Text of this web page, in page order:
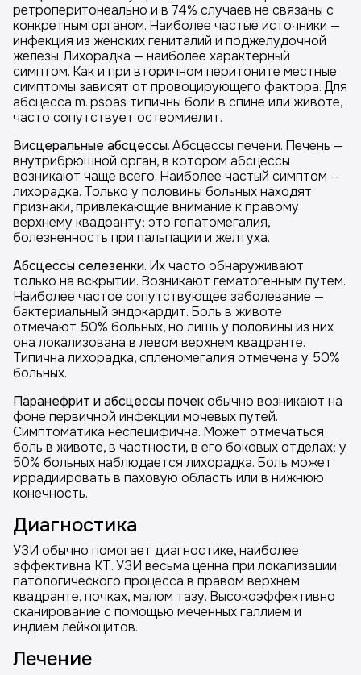
ретроперитонеально и в 74% случаев не связаны с
конкретным органом. Наиболее частые источники —
инфекция из женских гениталий и поджелудочной
железы. Лихорадка — наиболее характерный
симптом. Как и при вторичном перитоните местные
симптомы зависят от провоцирующего фактора. Для
абсцесса m. psoas типичны боли в спине или животе,
часто сопутствует остеомиелит.
Висцеральные абсцессы. Абсцессы печени. Печень —
внутрибрюшной орган, в котором абсцессы
возникают чаще всего. Наиболее частый симптом —
лихорадка. Только у половины больных находят
признаки, привлекающие внимание к правому
верхнему квадранту; это гепатомегалия,
болезненность при пальпации и желтуха.
Абсцессы селезенки. Их часто обнаруживают
только на вскрытии. Возникают гематогенным путем.
Наиболее частое сопутствующее заболевание —
бактериальный эндокардит. Боль в животе
отмечают 50% больных, но лишь у половины из них
она локализована в левом верхнем квадранте.
Типична лихорадка, спленомегалия отмечена у 50%
больных.
Паранефрит и абсцессы почекобычно возникают на
фоне первичной инфекции мочевых путей.
Симптоматика неспецифична. Может отмечаться
боль в животе, в частности, в его боковых отделах; у
50% больных наблюдается лихорадка. Боль может
иррадиировать в паховую область или в нижнюю
конечность.
Диагностика
УЗИ обычно помогает диагностике, наиболее
эффективна КТ. УЗИ весьма ценна при локализации
патологического процесса в правом верхнем
квадранте, почках, малом тазу. Высокоэффективно
сканирование с помощью меченных галлием и
индием лейкоцитов.
Лечение